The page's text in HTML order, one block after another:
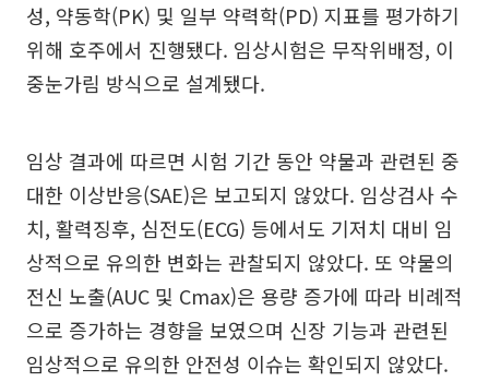
성, 약동학(PK) 및 일부 약력학(PD) 지표를 평가하기
위해 호주에서 진행됐다. 임상시험은 무작위배정, 이
중눈가림 방식으로 설계됐다.
임상 결과에 따르면 시험 기간 동안 약물과 관련된 중
대한 이상반응(SAE)은 보고되지 않았다. 임상검사 수
치, 활력징후, 심전도(ECG) 등에서도 기저치 대비 임
상적으로 유의한 변화는 관찰되지 않았다. 또 약물의
전신 노출(AUC 및 Cmax)은 용량 증가에 따라 비례적
으로 증가하는 경향을 보였으며 신장 기능과 관련된
임상적으로 유의한 안전성 이슈는 확인되지 않았다.